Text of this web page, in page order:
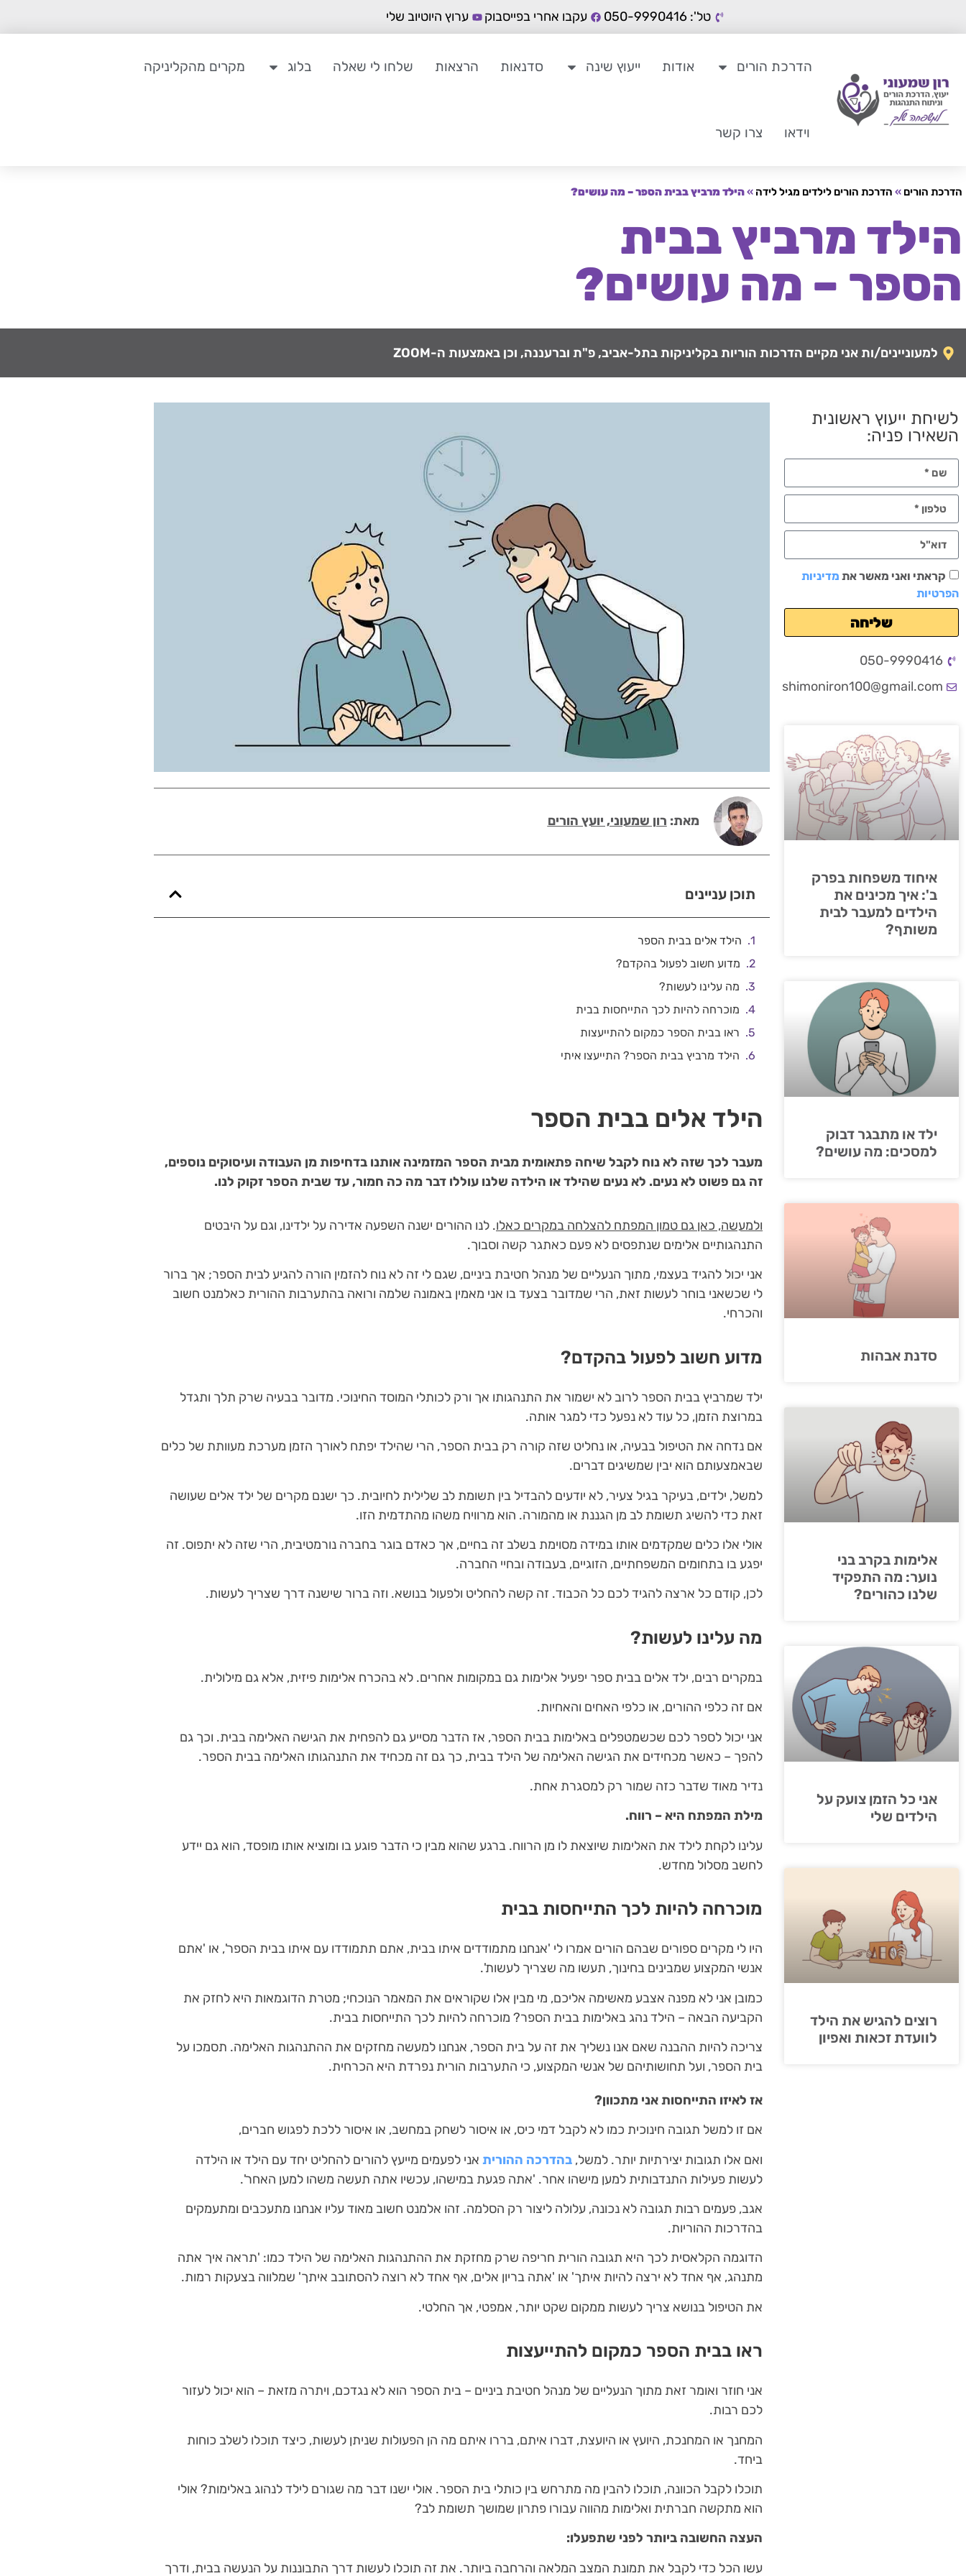
טל': 050-9990416 עקבו אחרי בפייסבוק ערוץ היוטיוב שלי
הדרכת הורים אודות ייעוץ שינה סדנאות הרצאות שלחו לי שאלה בלוג מקרים מהקליניקה
וידאו צרו קשר
הדרכת הורים » הדרכת הורים לילדים מגיל לידה »הילד מרביץ בבית הספר – מה עושים?
הילד מרביץ בבית
הספר – מה עושים?
למעוניינים/ות אני מקיים הדרכות הוריות בקליניקות בתל-אביב, פ"ת וברעננה, וכן באמצעות ה-ZOOM
לשיחת ייעוץ ראשונית
השאירו פניה:
קראתי ואני מאשר את מדיניות
הפרטיות
שליחה
050-9990416
shimoniron100@gmail.com
איחוד משפחות בפרק
ב': איך מכינים את
הילדים למעבר לבית
משותף?
ילד או מתבגר דבוק
למסכים: מה עושים?
סדנת אבהות
אלימות בקרב בני
נוער: מה התפקיד
שלנו כהורים?
אני כל הזמן צועק על
הילדים שלי
רוצים להגיש את הילד
לוועדת זכאות ואפיון
מאת: רון שמעוני, יועץ הורים
תוכן עניינים
הילד אלים בבית הספר
מדוע חשוב לפעול בהקדם?
מה עלינו לעשות?
מוכרחה להיות לכך התייחסות בבית
ראו בבית הספר כמקום להתייעצות
הילד מרביץ בבית הספר? התייעצו איתי
הילד אלים בבית הספר
מעבר לכך שזה לא נוח לקבל שיחה פתאומית מבית הספר המזמינה אותנו בדחיפות מן העבודה ועיסוקים נוספים,
זה גם פשוט לא נעים. לא נעים שהילד או הילדה שלנו עוללו דבר מה כה חמור, עד שבית הספר זקוק לנו.
ולמעשה, כאן גם טמון המפתח להצלחה במקרים כאלו. לנו ההורים ישנה השפעה אדירה על ילדינו, וגם על היבטים
התנהגותיים אלימים שנתפסים לא פעם כאתגר קשה וסבוך.
אני יכול להגיד בעצמי, מתוך הנעליים של מנהל חטיבת ביניים, שגם לי זה לא נוח להזמין הורה להגיע לבית הספר; אך ברור
לי שכשאני בוחר לעשות זאת, הרי שמדובר בצעד בו אני מאמין באמונה שלמה ורואה בהתערבות ההורית כאלמנט חשוב
והכרחי.
מדוע חשוב לפעול בהקדם?
ילד שמרביץ בבית הספר לרוב לא ישמור את התנהגותו אך ורק לכותלי המוסד החינוכי. מדובר בבעיה שרק תלך ותגדל
במרוצת הזמן, כל עוד לא נפעל כדי למגר אותה.
אם נדחה את הטיפול בבעיה, או נחליט שזה קורה רק בבית הספר, הרי שהילד יפתח לאורך הזמן מערכת מעוותת של כלים
שבאמצעותם הוא יבין שמשיגים דברים.
למשל, ילדים, בעיקר בגיל צעיר, לא יודעים להבדיל בין תשומת לב שלילית לחיובית. כך ישנם מקרים של ילד אלים שעושה
זאת כדי להשיג תשומת לב מן הגננת או מהמורה. הוא מרוויח משהו מהתדמית הזו.
אולי אלו כלים שמקדמים אותו במידה מסוימת בשלב זה בחיים, אך כאדם בוגר בחברה נורמטיבית, הרי שזה לא יתפוס. זה
יפגע בו בתחומים המשפחתיים, הזוגיים, בעבודה ובחיי החברה.
לכן, קודם כל ארצה להגיד לכם כל הכבוד. זה קשה להחליט ולפעול בנושא. וזה ברור שישנה דרך שצריך לעשות.
מה עלינו לעשות?
במקרים רבים, ילד אלים בבית ספר יפעיל אלימות גם במקומות אחרים. לא בהכרח אלימות פיזית, אלא גם מילולית.
אם זה כלפי ההורים, או כלפי האחים והאחיות.
אני יכול לספר לכם שכשמטפלים באלימות בבית הספר, אז הדבר מסייע גם להפחית את הגישה האלימה בבית. וכך גם
להפך – כאשר מכחידים את הגישה האלימה של הילד בבית, כך גם זה מכחיד את התנהגותו האלימה בבית הספר.
נדיר מאוד שדבר כזה שמור רק למסגרת אחת.
מילת המפתח היא – רווח.
עלינו לקחת לילד את האלימות שיוצאת לו מן הרווח. ברגע שהוא מבין כי הדבר פוגע בו ומוציא אותו מופסד, הוא גם יידע
לחשב מסלול מחדש.
מוכרחה להיות לכך התייחסות בבית
היו לי מקרים ספורים שבהם הורים אמרו לי 'אנחנו מתמודדים איתו בבית, אתם תתמודדו עם איתו בבית הספר', או 'אתם
אנשי המקצוע שמבינים בחינוך, תעשו מה שצריך לעשות'.
כמובן אני לא מפנה אצבע מאשימה אליכם, מי מבין אלו שקוראים את המאמר הנוכחי; מטרת הדוגמאות היא לחזק את
הקביעה הבאה – הילד נהג באלימות בבית הספר? מוכרחה להיות לכך התייחסות בבית.
צריכה להיות ההבנה שאם אנו נשליך את זה על בית הספר, אנחנו למעשה מחזקים את ההתנהגות האלימה. תסמכו על
בית הספר, ועל תחושותיהם של אנשי המקצוע, כי התערבות הורית נפרדת היא הכרחית.
אז לאיזו התייחסות אני מתכוון?
אם זו למשל תגובה חינוכית כמו לא לקבל דמי כיס, או איסור לשחק במחשב, או איסור ללכת לפגוש חברים,
ואם אלו תגובות יצירתיות יותר. למשל, בהדרכה ההוריתאני לפעמים מייעץ להורים להחליט יחד עם הילד או הילדה
לעשות פעילות התנדבותית למען מישהו אחר. 'אתה פגעת במישהו, עכשיו אתה תעשה משהו למען האחר'.
אגב, פעמים רבות תגובה לא נכונה, עלולה ליצור רק הסלמה. זהו אלמנט חשוב מאוד עליו אנחנו מתעכבים ומתעמקים
בהדרכות ההוריות.
הדוגמה הקלאסית לכך היא תגובה הורית חריפה שרק מחזקת את ההתנהגות האלימה של הילד כמו: 'תראה איך אתה
מתנהג, אף אחד לא ירצה להיות איתך' או 'אתה בריון אלים, אף אחד לא רוצה להסתובב איתך' שמלווה בצעקות רמות.
את הטיפול בנושא צריך לעשות ממקום שקט יותר, אמפטי, אך החלטי.
ראו בבית הספר כמקום להתייעצות
אני חוזר ואומר זאת מתוך הנעליים של מנהל חטיבת ביניים – בית הספר הוא לא נגדכם, ויתרה מזאת – הוא יכול לעזור
לכם רבות.
המחנך או המחנכת, היועץ או היועצת, דברו איתם, בררו איתם מה הן הפעולות שניתן לעשות, כיצד תוכלו לשלב כוחות
ביחד.
תוכלו לקבל הכוונה, תוכלו להבין מה מתרחש בין כותלי בית הספר. אולי ישנו דבר מה שגורם לילד לנהוג באלימות? אולי
הוא מתקשה חברתית ואלימות מהווה עבורו פתרון שמושך תשומת לב?
העצה החשובה ביותר לפני שתפעלו:
עשו הכל כדי לקבל את תמונת המצב המלאה והרחבה ביותר. את זה תוכלו לעשות דרך התבוננות על הנעשה בבית, ודרך